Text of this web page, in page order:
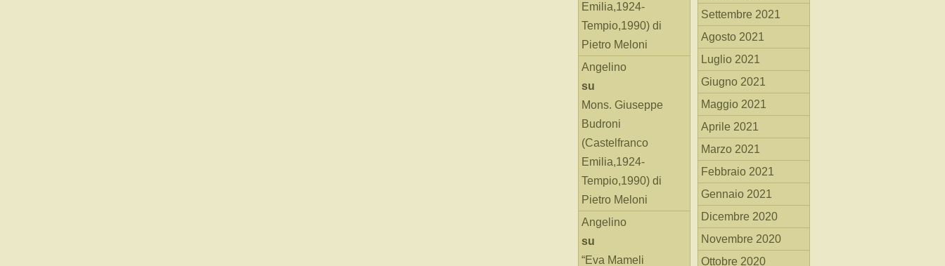
Emilia,1924-
Tempio,1990) di
Pietro Meloni
Angelino
su
Mons. Giuseppe
Budroni
(Castelfranco
Emilia,1924-
Tempio,1990) di
Pietro Meloni
Angelino
su
“Eva Mameli
Settembre 2021
Agosto 2021
Luglio 2021
Giugno 2021
Maggio 2021
Aprile 2021
Marzo 2021
Febbraio 2021
Gennaio 2021
Dicembre 2020
Novembre 2020
Ottobre 2020